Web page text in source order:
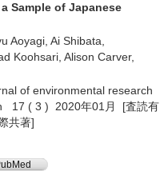
Sample of Japanese
Aoyagi, Ai Shibata,
Koohsari, Alison Carver,
of environmental research
17 ( 3 ) 2020年01月 [査読有
共著]